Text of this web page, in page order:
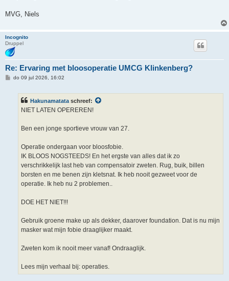
MVG, Niels
Incognito
Druppel
Re: Ervaring met bloosoperatie UMCG Klinkenberg?
Bdo 09 jul 2026, 16:02
Hakunamatata schreef:
NIET LATEN OPEREREN!
Ben een jonge sportieve vrouw van 27.
Operatie ondergaan voor bloosfobie.
IK BLOOS NOGSTEEDS! En het ergste van alles dat ik zo
verschrikkelijk last heb van compensatoir zweten. Rug, buik, billen
borsten en me benen zijn kletsnat. Ik heb nooit gezweet voor de
operatie. Ik heb nu 2 problemen..
DOE HET NIET!!!
Gebruik groene make up als dekker, daarover foundation. Dat is nu mijn
masker wat mijn fobie draaglijker maakt.
Zweten kom ik nooit meer vanaf! Ondraaglijk.
Lees mijn verhaal bij: operaties.